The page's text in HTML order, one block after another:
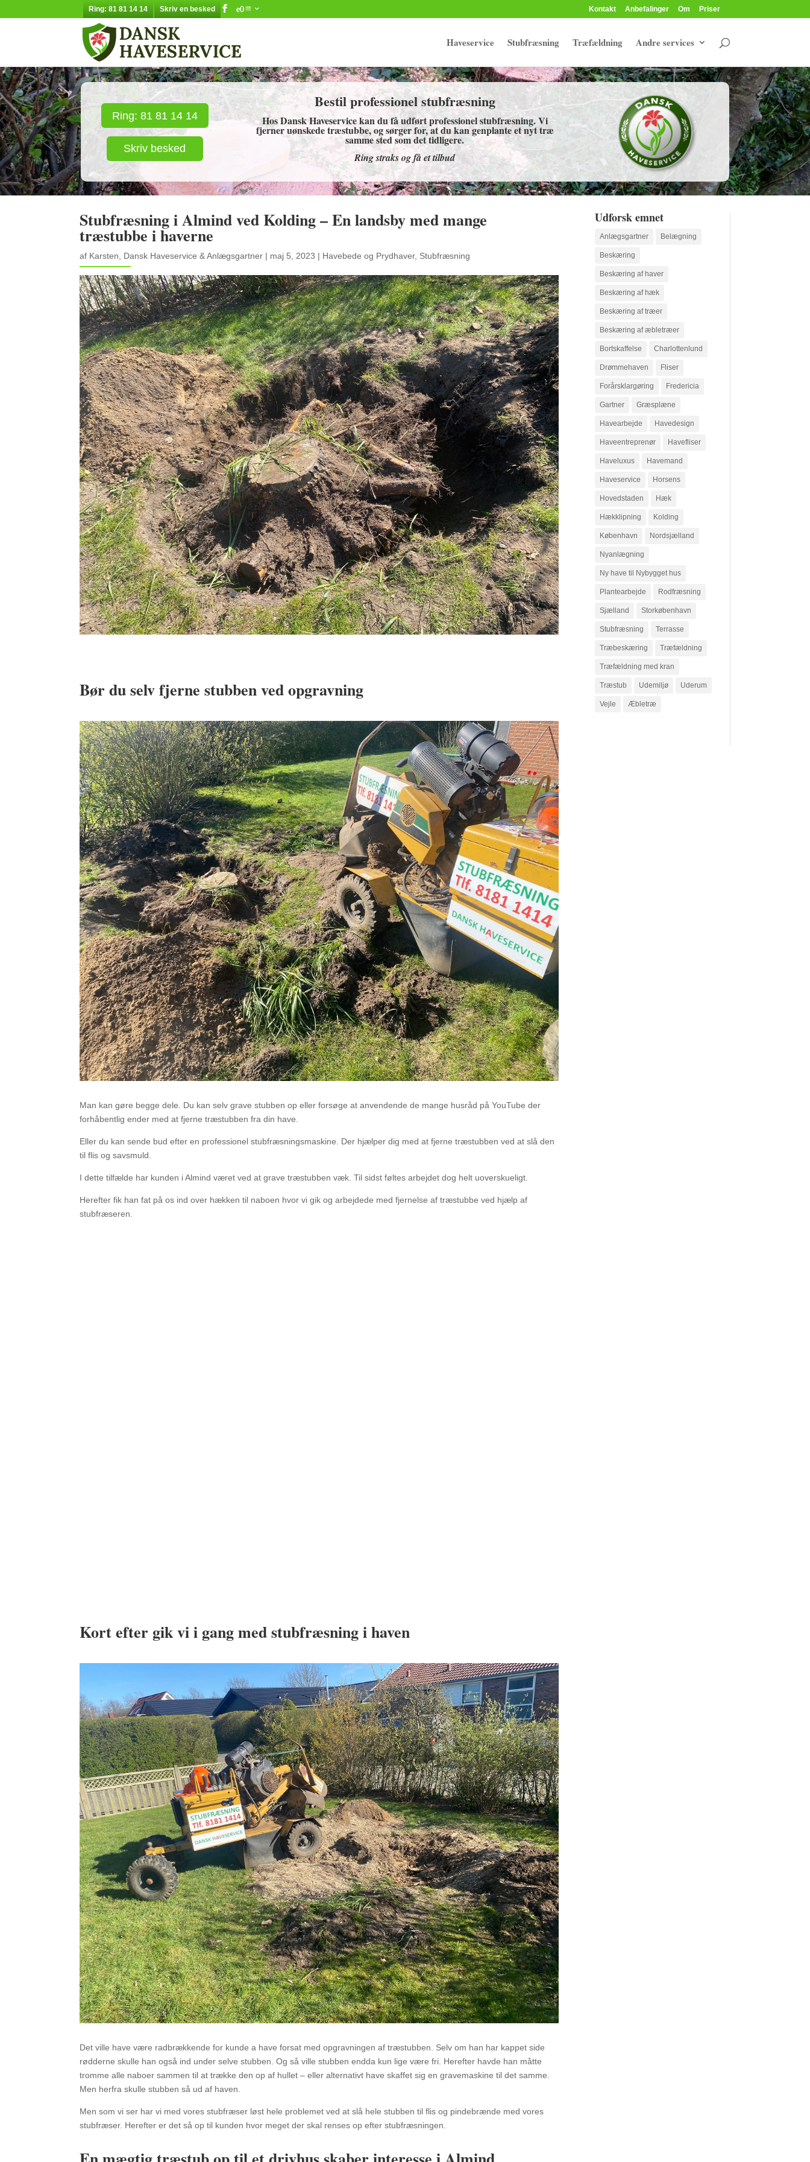
Kontakt Anbefalinger Om Priser
Ring: 81 81 14 14 Skriv en besked
Haveservice Stubfræsning Træfældning Andre services
Ring: 81 81 14 14
Skriv besked
Bestil professionel stubfræsning
Hos Dansk Haveservice kan du få udført professionel stubfræsning. Vi
fjerner uønskede træstubbe, og sørger for, at du kan genplante et nyt træ
samme sted som det tidligere.
Ring straks og få et tilbud
Stubfræsning i Almind ved Kolding – En landsby med mange
træstubbe i haverne
af Karsten, Dansk Haveservice & Anlægsgartner | maj 5, 2023 | Havebede og Prydhaver, Stubfræsning
Bør du selv fjerne stubben ved opgravning
Man kan gøre begge dele. Du kan selv grave stubben op eller forsøge at anvendende de mange husråd på YouTube der
forhåbentlig ender med at fjerne træstubben fra din have.
Eller du kan sende bud efter en professionel stubfræsningsmaskine. Der hjælper dig med at fjerne træstubben ved at slå den
til flis og savsmuld.
I dette tilfælde har kunden i Almind været ved at grave træstubben væk. Til sidst føltes arbejdet dog helt uoverskueligt.
Herefter fik han fat på os ind over hækken til naboen hvor vi gik og arbejdede med fjernelse af træstubbe ved hjælp af
stubfræseren.
Kort efter gik vi i gang med stubfræsning i haven
Det ville have være radbrækkende for kunde a have forsat med opgravningen af træstubben. Selv om han har kappet side
rødderne skulle han også ind under selve stubben. Og så ville stubben endda kun lige være fri. Herefter havde han måtte
tromme alle naboer sammen til at trække den op af hullet – eller alternativt have skaffet sig en gravemaskine til det samme.
Men herfra skulle stubben så ud af haven.
Men som vi ser har vi med vores stubfræser løst hele problemet ved at slå hele stubben til flis og pindebrænde med vores
stubfræser. Herefter er det så op til kunden hvor meget der skal renses op efter stubfræsningen.
Udforsk emnet
Anlægsgartner Belægning
Beskæring
Beskæring af haver
Beskæring af hæk
Beskæring af træer
Beskæring af æbletræer
Bortskaffelse Charlottenlund
Drømmehaven Fliser
Forårsklargøring Fredericia
Gartner Græsplæne
Havearbejde Havedesign
Haveentreprenør Havefliser
Haveluxus Havemand
Haveservice Horsens
Hovedstaden Hæk
Hækklipning Kolding
København Nordsjælland
Nyanlægning
Ny have til Nybygget hus
Plantearbejde Rodfræsning
Sjælland Storkøbenhavn
Stubfræsning Terrasse
Træbeskæring Træfældning
Træfældning med kran
Træstub Udemiljø Uderum
Vejle Æbletræ